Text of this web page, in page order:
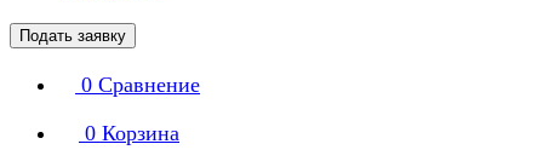
Подать заявку
0 Сравнение
0 Корзина